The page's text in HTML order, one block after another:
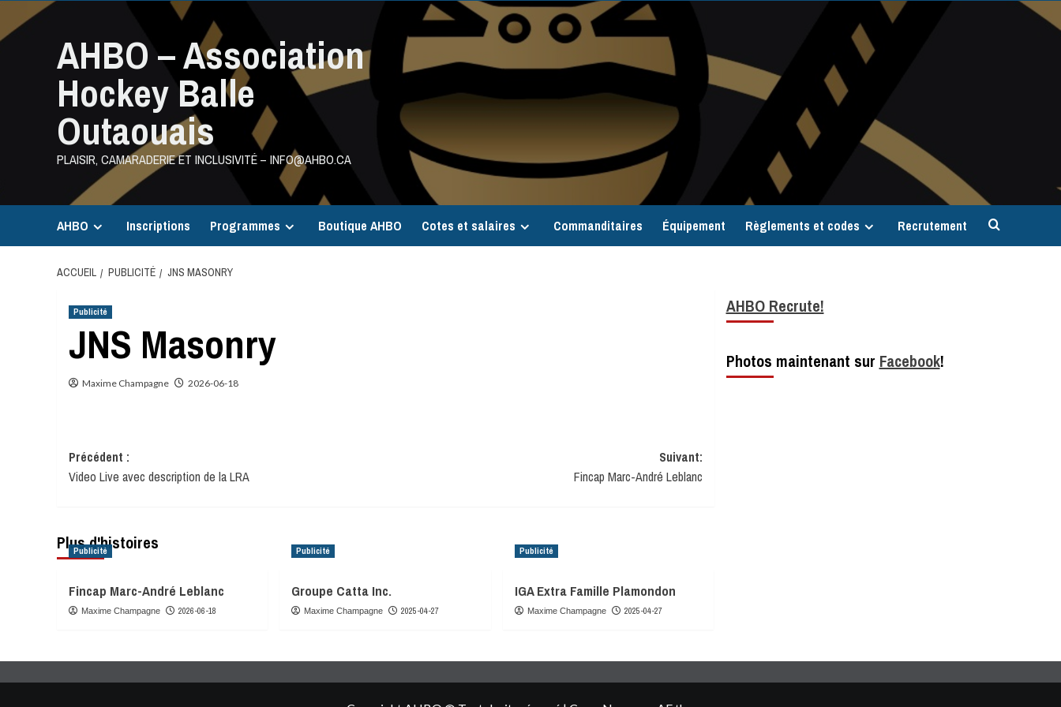
au
AHBO – Association
Hockey Balle
Outaouais
PLAISIR, CAMARADERIE ET INCLUSIVITÉ – INFO@AHBO.CA
AHBO Inscriptions Programmes Boutique AHBO Cotes et salaires Commanditaires Équipement Règlements et codes Recrutement
ACCUEIL PUBLICITÉ JNS MASONRY
Publicité
JNS Masonry
Maxime Champagne 2026-06-18
Navigation
d’article
Précédent :
Video Live avec description de la LRA
Suivant:
Fincap Marc-André Leblanc
Plus d'histoires
Publicité
Fincap Marc-André Leblanc
Maxime Champagne 2026-06-18
Publicité
Groupe Catta Inc.
Maxime Champagne 2025-04-27
Publicité
IGA Extra Famille Plamondon
Maxime Champagne 2025-04-27
AHBO Recrute!
Photos maintenant sur Facebook!